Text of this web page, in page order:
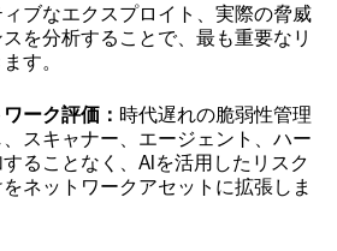
ブなエクスプロイト、実際の脅威
を分析することで、最も重要なリ
す。
ーク評価： 時代遅れの脆弱性管理
スキャナー、エージェント、ハー
ることなく、AIを活用したリスク
ネットワークアセットに拡張しま